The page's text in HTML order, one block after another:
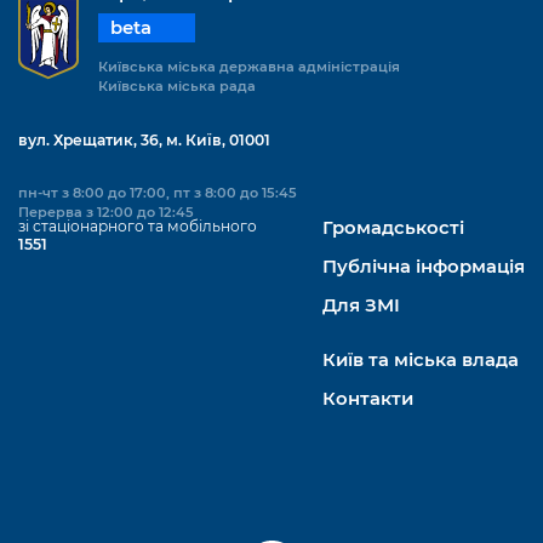
beta
Київська міська державна адміністрація
Київська міська рада
вул. Хрещатик, 36, м. Київ, 01001
пн-чт з 8:00 до 17:00, пт з 8:00 до 15:45
Перерва з 12:00 до 12:45
зі стаціонарного та мобільного
1551
Громадськості
Публічна інформація
Для ЗМІ
Київ та міська влада
Контакти